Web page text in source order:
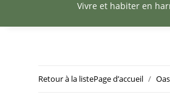
Vivre et habiter en
Retour à la listePage d’accueil